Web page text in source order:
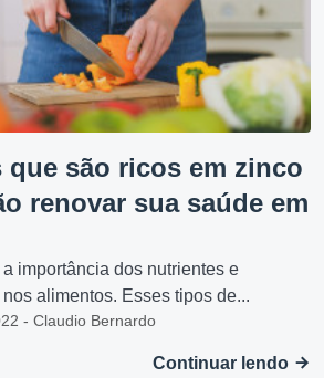
que são ricos em zinco
renovar sua saúde em
importância dos nutrientes e
alimentos. Esses tipos de...
- Claudio Bernardo
Continuar lendo